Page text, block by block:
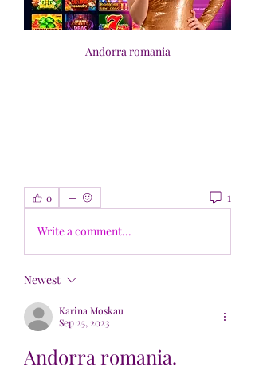
Andorra romania
0 1
Write a comment...
Newest
Karina Moskau
Sep 25, 2023
Andorra romania.